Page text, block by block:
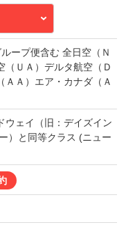
ープ便含む 全日空（Ｎ
（ＵＡ）デルタ航空（Ｄ
ＡＡ）エア・カナダ（Ａ
ウェイ（旧：デイズイン
）と同等クラス (ニュー